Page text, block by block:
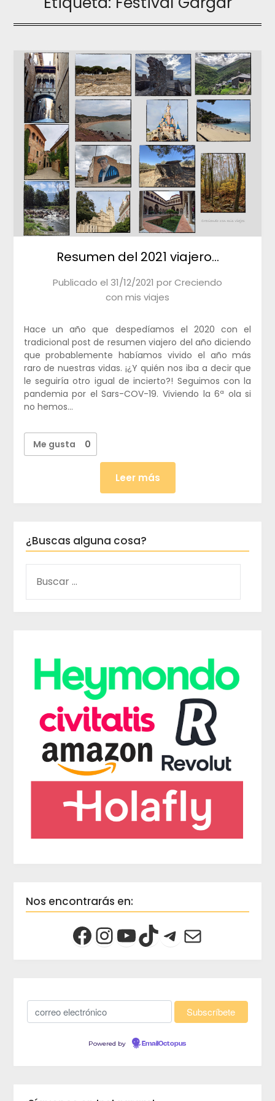
Resumen del 2021 viajero…
Publicado el 31/12/2021 porCreciendo
con mis viajes
Hace un año que despedíamos el 2020 con el
tradicional post de resumen viajero del año diciendo
que probablemente habíamos vivido el año más
raro de nuestras vidas. ¡¿Y quién nos iba a decir que
le seguiría otro igual de incierto?! Seguimos con la
pandemia por el Sars-COV-19. Viviendo la 6ª ola si
no hemos…
Me gusta 0
Leer más
¿Buscas alguna cosa?
Nos encontrarás en:
Powered by EmailOctopus